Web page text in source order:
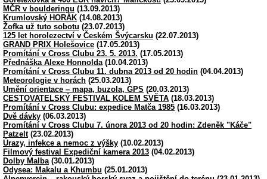
MČR v boulderingu (13.09.2013)
Krumlovský HORÁK (14.08.2013)
Žofka už tuto sobotu (23.07.2013)
125 let horolezectví v Českém Švýcarsku (22.07.2013)
GRAND PRIX Holešovice (17.05.2013)
Promítání v Cross Clubu 23. 5. 2013. (17.05.2013)
Přednáška Alexe Honnolda (10.04.2013)
Promítání v Cross Clubu 11. dubna 2013 od 20 hodin (04.04.2013)
Meteorologie v horách (25.03.2013)
Umění orientace – mapa, buzola, GPS (20.03.2013)
CESTOVATELSKÝ FESTIVAL KOLEM SVĚTA (18.03.2013)
Promítání v Cross Clubu: expedice Matča 1985 (16.03.2013)
Dvě dávky (06.03.2013)
Promítání v Cross Clubu 7. února 2013 od 20 hodin: Zdeněk "Káče"
Patzelt(23.02.2013)
Úrazy, infekce a nemoc z výšky (10.02.2013)
Filmový festival Expediční kamera 2013 (04.02.2013)
Dolby Malba (30.01.2013)
Odysea: Makalu a Khumbu (25.01.2013)